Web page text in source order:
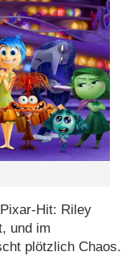
Hit: Riley
und im
plötzlich Chaos.